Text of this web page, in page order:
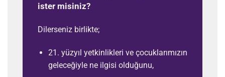
ister misiniz?
Dilerseniz birlikte;
21. yüzyıl yetkinlikleri ve çocuklarımızın
geleceğiyle ne ilgisi olduğunu,